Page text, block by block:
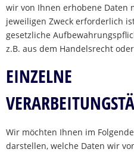
wir von Ihnen erhobene Daten
jeweiligen Zweck erforderlich
gesetzliche
z.B. aus dem Handelsrecht
EINZELNE
Wir möchten Ihnen im
darstellen, welche Daten wir